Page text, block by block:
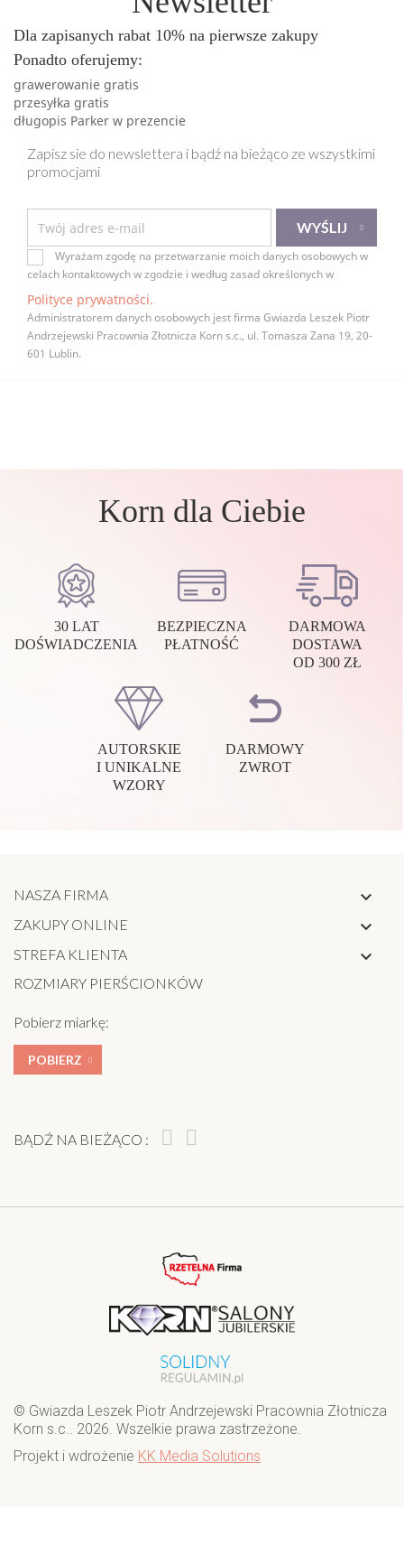
Dla zapisanych rabat 10% na pierwsze zakupy
Ponadto oferujemy:
grawerowanie gratis
przesyłka gratis
długopis Parker w prezencie
Zapisz sie do newslettera i bądź na bieżąco ze wszystkimi
promocjami
Wyrażam zgodę na przetwarzanie moich danych osobowych w
celach kontaktowych w zgodzie i według zasad określonych w
Polityce prywatności.
Administratorem danych osobowych jest firma Gwiazda Leszek Piotr
Andrzejewski Pracownia Złotnicza Korn s.c., ul. Tomasza Zana 19, 20-
601 Lublin.
Korn dla Ciebie
30 LAT
DOŚWIADCZENIA
BEZPIECZNA
PŁATNOŚĆ
DARMOWA
DOSTAWA
OD 300 ZŁ
AUTORSKIE
I UNIKALNE
WZORY
DARMOWY
ZWROT
NASZA FIRMA 
ZAKUPY ONLINE 
STREFA KLIENTA 
ROZMIARY PIERŚCIONKÓW
Pobierz miarkę:
POBIERZ
BĄDŹ NA BIEŻĄCO :
© Gwiazda Leszek Piotr Andrzejewski Pracownia Złotnicza
Korn s.c.. 2026. Wszelkie prawa zastrzeżone.
Projekt i wdrożenie KK Media Solutions